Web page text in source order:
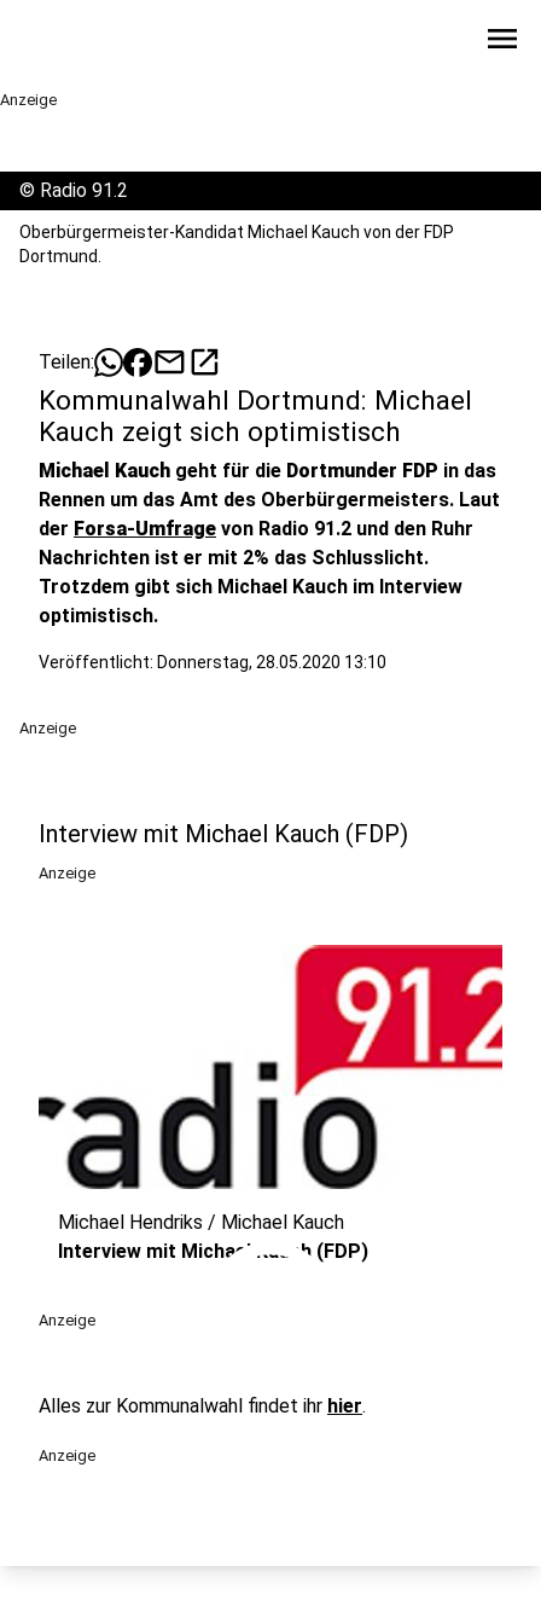
menu
Anzeige
© Radio 91.2
Oberbürgermeister-Kandidat Michael Kauch von der FDP
Dortmund.
Teilen: mailopen_in_new
Kommunalwahl Dortmund: Michael
Kauch zeigt sich optimistisch
Michael Kauch geht für die Dortmunder FDP in das
Rennen um das Amt des Oberbürgermeisters. Laut
der Forsa-Umfrage von Radio 91.2 und den Ruhr
Nachrichten ist er mit 2% das Schlusslicht.
Trotzdem gibt sich Michael Kauch im Interview
optimistisch.
Veröffentlicht: Donnerstag, 28.05.2020 13:10
Anzeige
Interview mit Michael Kauch (FDP)
Anzeige
play_circle
Michael Hendriks / Michael Kauch
Interview mit Michael Kauch (FDP)
Anzeige
Alles zur Kommunalwahl findet ihr hier.
Anzeige